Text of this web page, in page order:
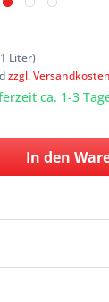
Liter)
zzgl. Versandkosten
ca. 1-3
In den